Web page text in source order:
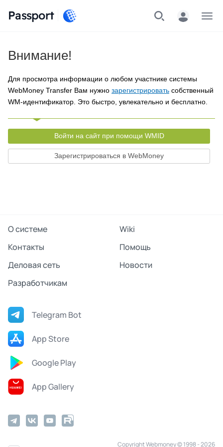
Passport
Внимание!
Для просмотра информации о любом участнике системы
WebMoney Transfer Вам нужно зарегистрировать собственный
WM-идентификатор. Это быстро, увлекательно и бесплатно.
Войти на сайт при помощи WMID
Зарегистрироваться в WebMoney
О системе
Wiki
Контакты
Помощь
Деловая сеть
Новости
Разработчикам
Telegram Bot
App Store
Google Play
App Gallery
Copyright Webmoney © 1998 - 2026